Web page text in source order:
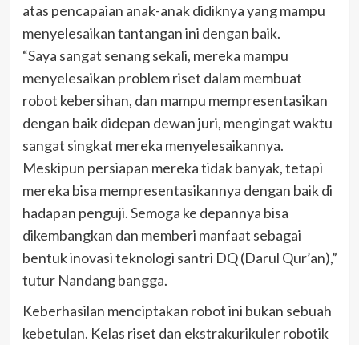
atas pencapaian anak-anak didiknya yang mampu
menyelesaikan tantangan ini dengan baik.
“Saya sangat senang sekali, mereka mampu
menyelesaikan problem riset dalam membuat
robot kebersihan, dan mampu mempresentasikan
dengan baik didepan dewan juri, mengingat waktu
sangat singkat mereka menyelesaikannya.
Meskipun persiapan mereka tidak banyak, tetapi
mereka bisa mempresentasikannya dengan baik di
hadapan penguji. Semoga ke depannya bisa
dikembangkan dan memberi manfaat sebagai
bentuk inovasi teknologi santri DQ (Darul Qur’an),”
tutur Nandang bangga.
Keberhasilan menciptakan robot ini bukan sebuah
kebetulan. Kelas riset dan ekstrakurikuler robotik